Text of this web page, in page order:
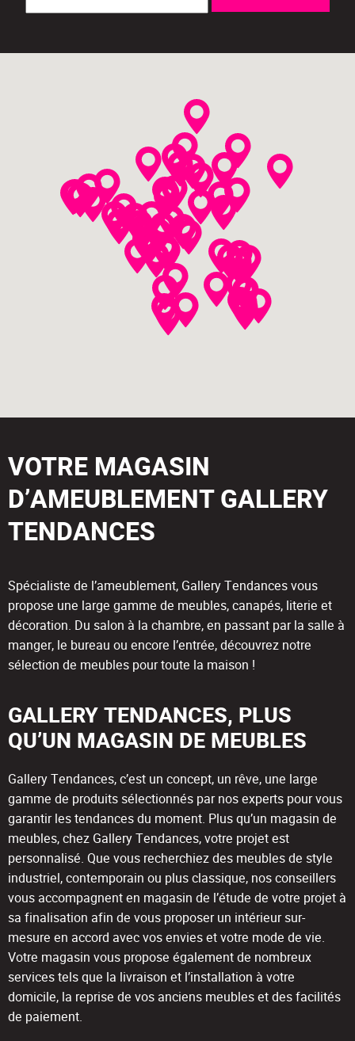
VOTRE MAGASIN
D’AMEUBLEMENT GALLERY
TENDANCES
Spécialiste de l’ameublement, Gallery Tendances vous
propose une large gamme de meubles, canapés, literie et
décoration. Du salon à la chambre, en passant par la salle à
manger, le bureau ou encore l’entrée, découvrez notre
sélection de meubles pour toute la maison !
GALLERY TENDANCES, PLUS
QU’UN MAGASIN DE MEUBLES
Gallery Tendances, c’est un concept, un rêve, une large
gamme de produits sélectionnés par nos experts pour vous
garantir les tendances du moment. Plus qu’un magasin de
meubles, chez Gallery Tendances, votre projet est
personnalisé. Que vous recherchiez des meubles de style
industriel, contemporain ou plus classique, nos conseillers
vous accompagnent en magasin de l’étude de votre projet à
sa finalisation afin de vous proposer un intérieur sur-
mesure en accord avec vos envies et votre mode de vie.
Votre magasin vous propose également de nombreux
services tels que la livraison et l’installation à votre
domicile, la reprise de vos anciens meubles et des facilités
de paiement.